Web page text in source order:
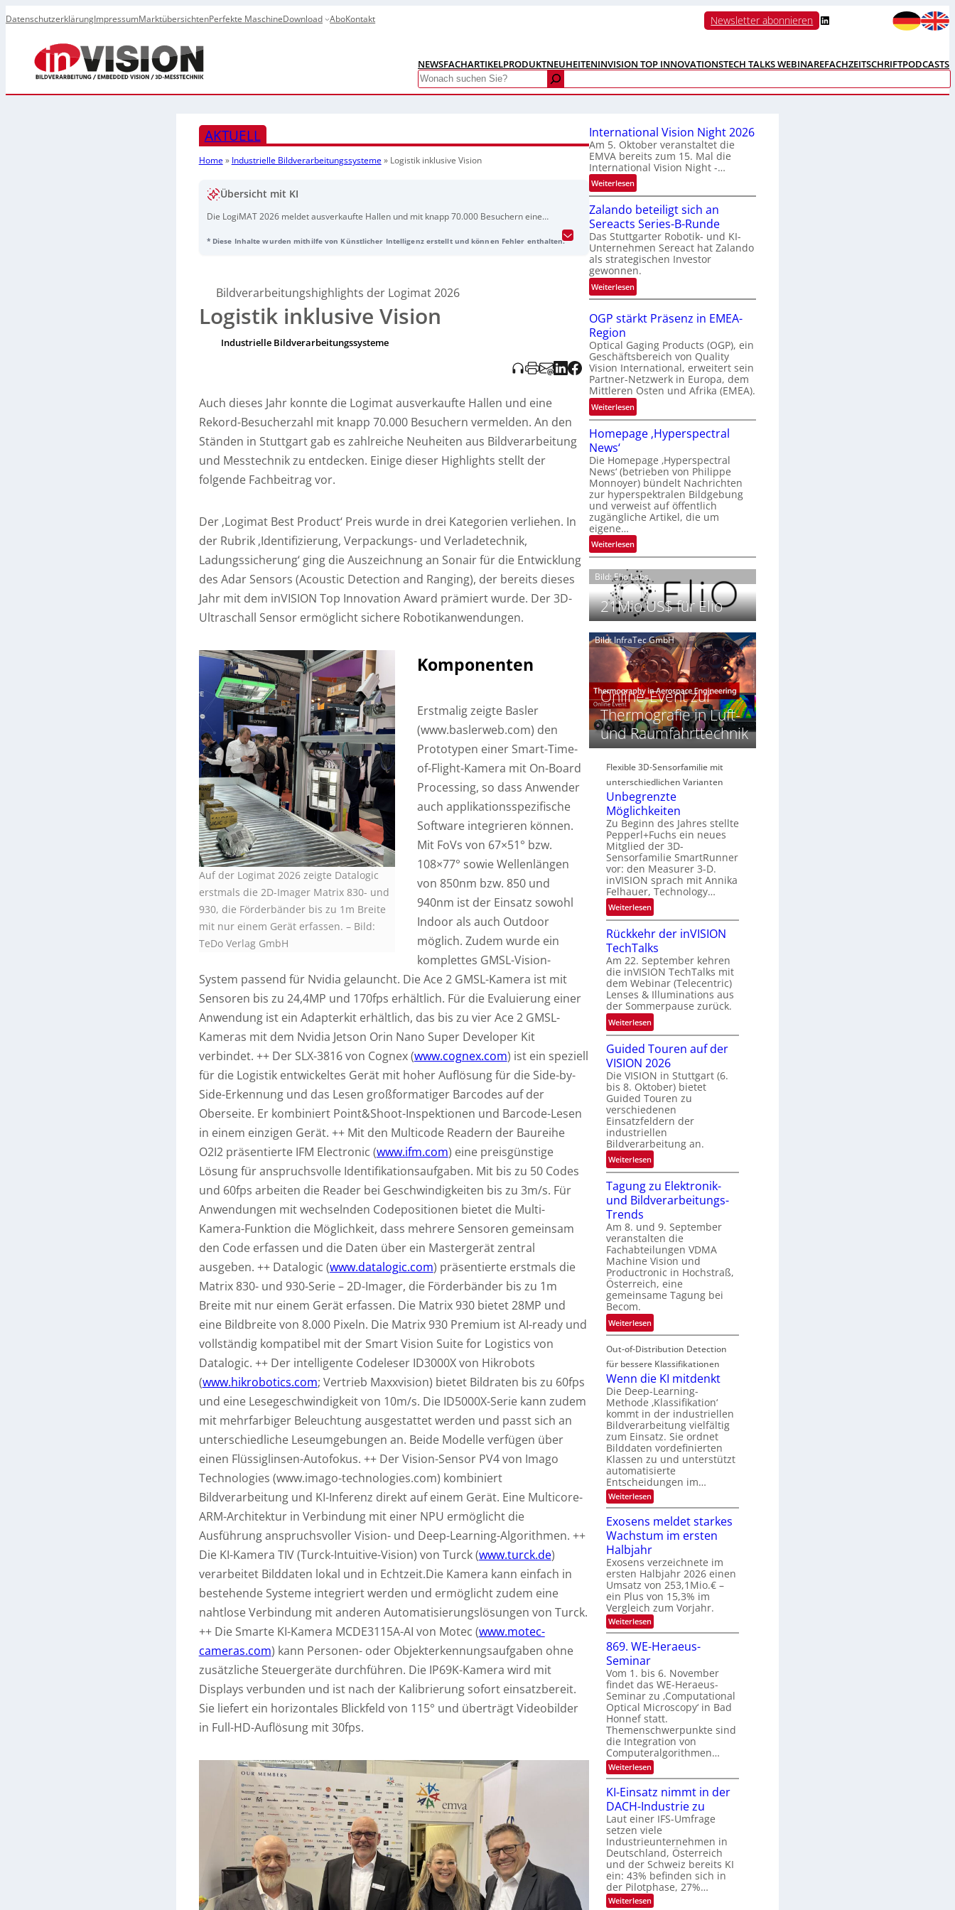
DatenschutzerklärungImpressumMarktübersichtenPerfekte MaschineDownload AboKontakt Newsletter abonnieren LinkedIn
NEWSFACHARTIKELPRODUKTNEUHEITENINVISION TOP INNOVATIONSTECH TALKS WEBINAREFACHZEITSCHRIFTPODCASTS
Search
AKTUELL
Home» Industrielle Bildverarbeitungssysteme» Logistik inklusive Vision
Übersicht mit KI
Die LogiMAT 2026 meldet ausverkaufte Hallen und mit knapp 70.000 Besuchern eine
Messtechnik präsentiert; der Beitrag stellt einige der wichtigsten Highlights vor. Hinweis:
* Diese Inhalte wurden mithilfe von Künstlicher Intelligenz erstellt und können Fehler enthalten.
Bildverarbeitungshighlights der Logimat 2026
Logistik inklusive Vision
Industrielle Bildverarbeitungssysteme
Auch dieses Jahr konnte die Logimat ausverkaufte Hallen und eine
Rekord-Besucherzahl mit knapp 70.000 Besuchern vermelden. An den
Ständen in Stuttgart gab es zahlreiche Neuheiten aus Bildverarbeitung
und Messtechnik zu entdecken. Einige dieser Highlights stellt der
folgende Fachbeitrag vor.
Der ‚Logimat Best Product‘ Preis wurde in drei Kategorien verliehen. In
der Rubrik ‚Identifizierung, Verpackungs- und Verladetechnik,
Ladungssicherung‘ ging die Auszeichnung an Sonair für die Entwicklung
des Adar Sensors (Acoustic Detection and Ranging), der bereits dieses
Jahr mit dem inVISION Top Innovation Award prämiert wurde. Der 3D-
Ultraschall Sensor ermöglicht sichere Robotikanwendungen.
Auf der Logimat 2026 zeigte Datalogic
erstmals die 2D-Imager Matrix 830- und
930, die Förderbänder bis zu 1m Breite
mit nur einem Gerät erfassen. – Bild:
TeDo Verlag GmbH
Komponenten
Erstmalig zeigte Basler
(www.baslerweb.com) den
Prototypen einer Smart-Time-
of-Flight-Kamera mit On-Board
Processing, so dass Anwender
auch applikationsspezifische
Software integrieren können.
Mit FoVs von 67×51° bzw.
108×77° sowie Wellenlängen
von 850nm bzw. 850 und
940nm ist der Einsatz sowohl
Indoor als auch Outdoor
möglich. Zudem wurde ein
komplettes GMSL-Vision-
System passend für Nvidia gelauncht. Die Ace 2 GMSL-Kamera ist mit
Sensoren bis zu 24,4MP und 170fps erhältlich. Für die Evaluierung einer
Anwendung ist ein Adapterkit erhältlich, das bis zu vier Ace 2 GMSL-
Kameras mit dem Nvidia Jetson Orin Nano Super Developer Kit
verbindet. ++ Der SLX-3816 von Cognex (www.cognex.com) ist ein speziell
für die Logistik entwickeltes Gerät mit hoher Auflösung für die Side-by-
Side-Erkennung und das Lesen großformatiger Barcodes auf der
Oberseite. Er kombiniert Point&Shoot-Inspektionen und Barcode-Lesen
in einem einzigen Gerät. ++ Mit den Multicode Readern der Baureihe
O2I2 präsentierte IFM Electronic (www.ifm.com) eine preisgünstige
Lösung für anspruchsvolle Identifikationsaufgaben. Mit bis zu 50 Codes
und 60fps arbeiten die Reader bei Geschwindigkeiten bis zu 3m/s. Für
Anwendungen mit wechselnden Codepositionen bietet die Multi-
Kamera-Funktion die Möglichkeit, dass mehrere Sensoren gemeinsam
den Code erfassen und die Daten über ein Mastergerät zentral
ausgeben. ++ Datalogic (www.datalogic.com) präsentierte erstmals die
Matrix 830- und 930-Serie – 2D-Imager, die Förderbänder bis zu 1m
Breite mit nur einem Gerät erfassen. Die Matrix 930 bietet 28MP und
eine Bildbreite von 8.000 Pixeln. Die Matrix 930 Premium ist AI-ready und
vollständig kompatibel mit der Smart Vision Suite for Logistics von
Datalogic. ++ Der intelligente Codeleser ID3000X von Hikrobots
(www.hikrobotics.com; Vertrieb Maxxvision) bietet Bildraten bis zu 60fps
und eine Lesegeschwindigkeit von 10m/s. Die ID5000X-Serie kann zudem
mit mehrfarbiger Beleuchtung ausgestattet werden und passt sich an
unterschiedliche Leseumgebungen an. Beide Modelle verfügen über
einen Flüssiglinsen-Autofokus. ++ Der Vision-Sensor PV4 von Imago
Technologies (www.imago-technologies.com) kombiniert
Bildverarbeitung und KI-Inferenz direkt auf einem Gerät. Eine Multicore-
ARM-Architektur in Verbindung mit einer NPU ermöglicht die
Ausführung anspruchsvoller Vision- und Deep-Learning-Algorithmen. ++
Die KI-Kamera TIV (Turck-Intuitive-Vision) von Turck (www.turck.de)
verarbeitet Bilddaten lokal und in Echtzeit.Die Kamera kann einfach in
bestehende Systeme integriert werden und ermöglicht zudem eine
nahtlose Verbindung mit anderen Automatisierungslösungen von Turck.
++ Die Smarte KI-Kamera MCDE3115A-AI von Motec (www.motec-
cameras.com) kann Personen- oder Objekterkennungsaufgaben ohne
zusätzliche Steuergeräte durchführen. Die IP69K-Kamera wird mit
Displays verbunden und ist nach der Kalibrierung sofort einsatzbereit.
Sie liefert ein horizontales Blickfeld von 115° und überträgt Videobilder
in Full-HD-Auflösung mit 30fps.
International Vision Night 2026
Am 5. Oktober veranstaltet die
EMVA bereits zum 15. Mal die
International Vision Night -…
Weiterlesen:
I
n
t
e
r
n
a
t
o
a
l
V
i
s
i
n
i
g
h
t
2
0
2
6
Zalando beteiligt sich an
Sereacts Series-B-Runde
Das Stuttgarter Robotik- und KI-
Unternehmen Sereact hat Zalando
als strategischen Investor
gewonnen.
Weiterlesen:
Z
l
n
d
o
b
e
t
e
l
i
g
t
s
c
h
a
n
S
e
r
e
a
c
t
s
S
e
r
s
-
B
-
R
u
n
d
e
OGP stärkt Präsenz in EMEA-
Region
Optical Gaging Products (OGP), ein
Geschäftsbereich von Quality
Vision International, erweitert sein
Partner-Netzwerk in Europa, dem
Mittleren Osten und Afrika (EMEA).
Weiterlesen:
O
G
s
t
ä
r
k
P
r
ä
s
e
n
z
i
n
E
M
E
A
-
R
i
o
n
Homepage ‚Hyperspectral
News‘
Die Homepage ‚Hyperspectral
News‘ (betrieben von Philippe
Monnoyer) bündelt Nachrichten
zur hyperspektralen Bildgebung
und verweist auf öffentlich
zugängliche Artikel, die um
eigene…
Weiterlesen:
H
o
m
e
p
a
g
e
‚
H
y
p
e
r
s
e
c
t
r
a
l
N
e
w
s
‘
Bild: Elio Labs.
21Mio.US$ für Elio
Bild: InfraTec GmbH
Online-Event zur
Thermografie in Luft-
und Raumfahrttechnik
Flexible 3D-Sensorfamilie mit
unterschiedlichen Varianten
Unbegrenzte
Möglichkeiten
Zu Beginn des Jahres stellte
Pepperl+Fuchs ein neues
Mitglied der 3D-
Sensorfamilie SmartRunner
vor: den Measurer 3-D.
inVISION sprach mit Annika
Felhauer, Technology…
Weiterlesen:
U
n
b
e
g
r
e
n
z
e
M
ö
g
l
i
c
h
k
e
i
t
n
Rückkehr der inVISION
TechTalks
Am 22. September kehren
die inVISION TechTalks mit
dem Webinar (Telecentric)
Lenses & Illuminations aus
der Sommerpause zurück.
Weiterlesen:
R
ü
c
k
k
e
h
r
d
e
r
i
n
I
S
I
O
N
T
c
h
k
Guided Touren auf der
VISION 2026
Die VISION in Stuttgart (6.
bis 8. Oktober) bietet
Guided Touren zu
verschiedenen
Einsatzfeldern der
industriellen
Bildverarbeitung an.
Weiterlesen:
G
u
i
e
d
T
o
u
r
n
a
u
f
d
e
V
I
S
I
O
N
2
0
2
6
Tagung zu Elektronik-
und Bildverarbeitungs-
Trends
Am 8. und 9. September
veranstalten die
Fachabteilungen VDMA
Machine Vision und
Productronic in Hochstraß,
Österreich, eine
gemeinsame Tagung bei
Becom.
Weiterlesen:
T
a
g
u
n
g
z
u
E
l
e
k
t
r
o
n
i
k
-
u
n
d
B
i
l
d
v
e
r
a
r
b
e
i
t
u
n
g
s
-
T
r
e
Out-of-Distribution Detection
für bessere Klassifikationen
Wenn die KI mitdenkt
Die Deep-Learning-
Methode ‚Klassifikation‘
kommt in der industriellen
Bildverarbeitung vielfältig
zum Einsatz. Sie ordnet
Bilddaten vordefinierten
Klassen zu und unterstützt
automatisierte
Entscheidungen im…
Weiterlesen:
W
n
n
e
K
I
m
t
d
e
n
Exosens meldet starkes
Wachstum im ersten
Halbjahr
Exosens verzeichnete im
ersten Halbjahr 2026 einen
Umsatz von 253,1Mio.€ –
ein Plus von 15,3% im
Vergleich zum Vorjahr.
Weiterlesen:
E
x
o
s
e
n
s
m
e
l
d
e
t
s
t
a
r
k
e
s
W
a
c
h
s
t
u
m
869. WE-Heraeus-
Seminar
Vom 1. bis 6. November
findet das WE-Heraeus-
Seminar zu ‚Computational
Optical Microscopy‘ in Bad
Honnef statt.
Themenschwerpunkte sind
die Integration von
Computeralgorithmen…
Weiterlesen:
8
9
.
W
E
-
H
e
r
a
e
u
s
KI-Einsatz nimmt in der
DACH-Industrie zu
Laut einer IFS-Umfrage
setzen viele
Industrieunternehmen in
Deutschland, Österreich
und der Schweiz bereits KI
ein: 43% befinden sich in
der Pilotphase, 27%…
Weiterlesen: